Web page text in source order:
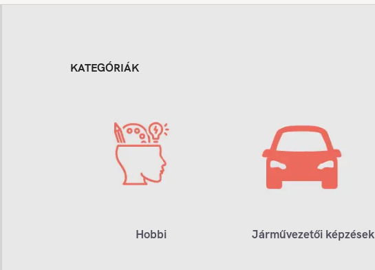
KATEGÓRIÁK
Hobbi Járművezetői képzések